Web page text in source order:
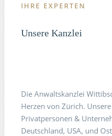
IHRE EXPERTEN
Unsere Kanzlei
Die Anwaltskanzlei
Herzen von Zürich.
Privatpersonen &
Deutschland, USA, und